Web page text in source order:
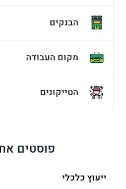
הבנקים
מקום העבודה
הטייקונים
פוסטים
ייעוץ כלכלי